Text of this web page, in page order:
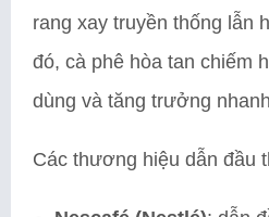
rang xay truyền thống lẫn
đó, cà phê hòa tan chiếm
dùng và tăng trưởng
Các thương hiệu dẫn đầu